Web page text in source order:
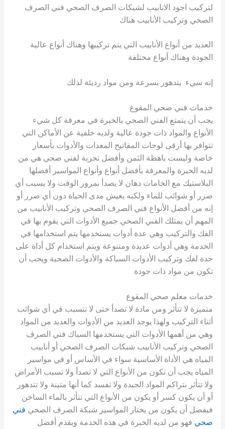
لتركيب اجود الانابيب لشبكات الصرف الصحي فني الصرف
الصحي وتركيب الأنابيب هناك
العديد من أنواع الأنابيب التي يتم تركيبها وهناك أنواع عالية
الجودة وهناك أنواع مختلفة
إنه سيء ​​ يتدهور بسرعة ومن مواد رديئة لذلك
خدمات فني صحي المقوع
يجب أن يتمتع الفني الصحي بالخبرة في معرفة كل شيء
الأنواع والمواد ذات جودة عالية ولديه خلفية عن الأماكن التي
تتوافر بها أرقى لوحات المفاتيح المعدات والأدوات بأسعار
خاصة وليست باهظة الثمن وأفضل تجربة لفني صحي هي من
لديه الخبرة والمعرفة بأفضل أنواع وأنواع المواسير أفضلها
البلاستيك مع الخامات دهان لا يصدأ بمرور الوقت ولا يسبب أي
ضرر أو شوائب للماء ولكنه يعيش مدى الحياة دون أي ضرر أو
إنه من أفضل الأنواع فني الصرف الصحي وتركيب الأنابيب من
المهم أن يمتلك الفني الصحي جميع الأدوات التي يقوم بها في
الفك والتركيب وهي عدة أدوات يستخدمها يتم استخدامها في
الخدمة وهي أدوات عديدة ومتنوعة ويتم استخدام كل أداة على
حدة لفك وتركيب الأدوات السباكة والأدوات الصحية ويجب أن
تكون من مواد ذات جودة
خدمات معلم صحي المقوع
متميزة لا تتأثر ومن مادة لا تصدأ حتى لا تتسبب في أي شوائب
أثناء التركيب ولهذا يوجد العديد من الأدوات والعديد من المواد
وهي من أهمها الأدوات التي يستخدمها السباك فني الصرف
الصحي وتركيب الأنابيب شبكات الصرف الصحي أو أنابيب
المياه هي الأداة الأساسية سواء في الأساس أو في مواسير
المياه يجب أن تكون من الأنواع التي لا تصدأ ولا تسبب الأمراض
ولا تتأثر بتراكم المواد الجيدة ولا تفسد كما أنها متينة ولا تتدهور
أو أن يكون كسر أو يكون من الأنواع التي تتأثر بالماء الساخن
فيفضل أن يكون من يختار المواسير شبكة الصرف الصحي فني
صحي فهو من لديه الخبرة في هذه الخدمة ويقدم أفضل